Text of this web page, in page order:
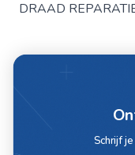
DRAAD
Artikelnummer
Schrijf